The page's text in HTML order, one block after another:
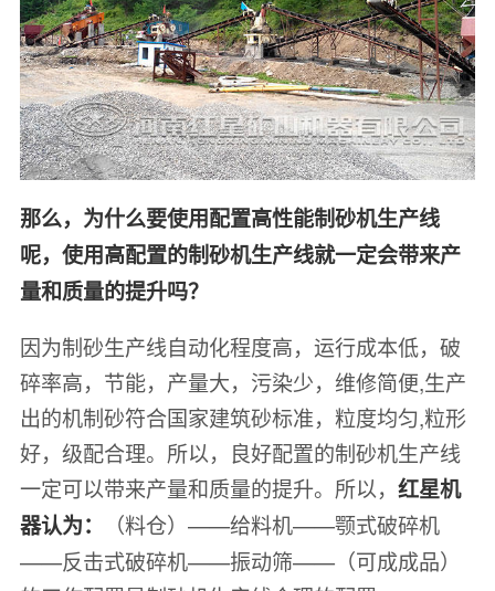
那么，为什么要使用配置高性能制砂机生产线
呢，使用高配置的制砂机生产线就一定会带来产
量和质量的提升吗？
因为制砂生产线自动化程度高，运行成本低，破
碎率高，节能，产量大，污染少，维修简便,生产
出的机制砂符合国家建筑砂标准，粒度均匀,粒形
好，级配合理。所以，良好配置的制砂机生产线
一定可以带来产量和质量的提升。所以， 红星机
器认为：
（料仓）——给料机——颚式破碎机
——反击式破碎机——振动筛——（可成成品）